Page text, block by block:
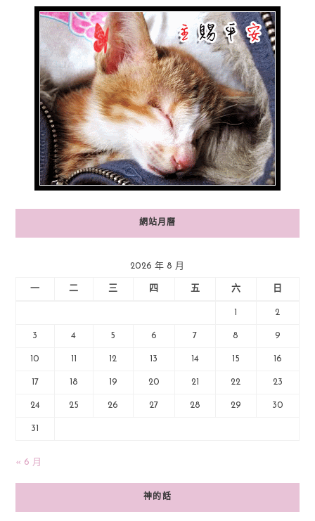
網站月曆
2026 年 8 月
一 二 三 四 五 六 日
2
3 4 5 6 7 8 9
10 12 13 14 15 16
17 18 19 20 21 22 23
24 25 26 27 28 29 30
31
« 6 月
神的話